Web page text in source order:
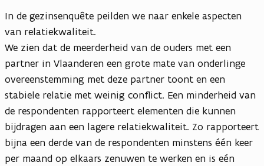
In de gezinsenquête peilden we naar enkele aspecten
van relatiekwaliteit.
We zien dat de meerderheid van de ouders met een
partner in Vlaanderen een grote mate van onderlinge
overeenstemming met deze partner toont en een
stabiele relatie met weinig conflict. Een minderheid van
de respondenten rapporteert elementen die kunnen
bijdragen aan een lagere relatiekwaliteit. Zo rapporteert
bijna een derde van de respondenten minstens één keer
per maand op elkaars zenuwen te werken en is eén